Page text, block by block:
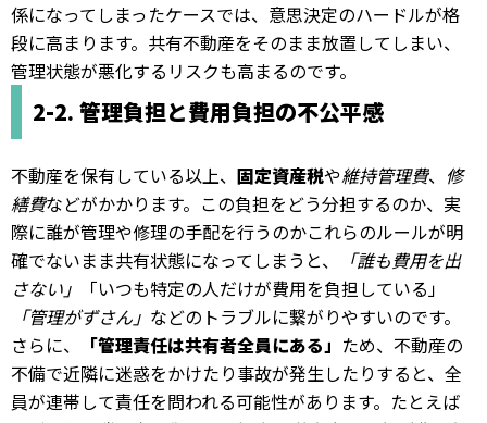
係になってしまったケースでは、意思決定のハードルが格
段に高まります。共有不動産をそのまま放置してしまい、
管理状態が悪化するリスクも高まるのです。
2-2. 管理負担と費用負担の不公平感
不動産を保有している以上、 固定資産税や維持管理費、 修
繕費などがかかります。この負担をどう分担するのか、実
際に誰が管理や修理の手配を行うのか――これらのルールが明
確でないまま共有状態になってしまうと、
「誰も費用を出
さない」
「いつも特定の人だけが費用を負担している」
「管理がずさん」 などのトラブルに繋がりやすいのです。
さらに、
「管理責任は共有者全員にある」 ため、不動産の
不備で近隣に迷惑をかけたり事故が発生したりすると、全
員が連帯して責任を問われる可能性があります。たとえば